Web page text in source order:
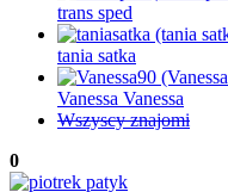
trans sped
tania satka
Vanessa Vanessa
Wszyscy znajomi
0